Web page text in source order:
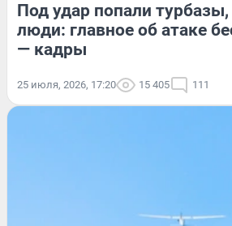
Под удар попали турбазы,
люди: главное об атаке
— кадры
25 июля, 2026, 17:20 15 405 111